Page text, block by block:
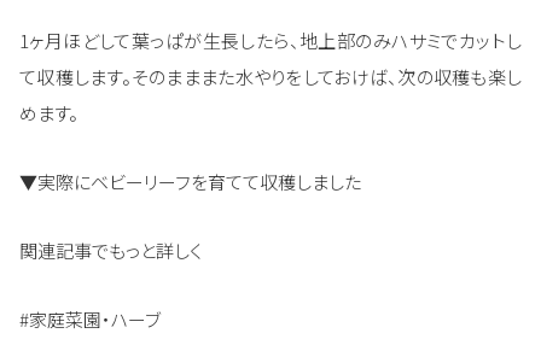
1ヶ月ほどして葉っぱが生長したら、地上部のみハサミでカットし
て収穫します。そのまままた水やりをしておけば、次の収穫も楽し
めます。
▼実際にベビーリーフを育てて収穫しました
関連記事でもっと詳しく
#家庭菜園・ハーブ